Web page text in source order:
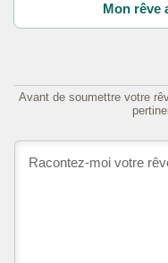
Mon rêve
Avant de soumettre votre